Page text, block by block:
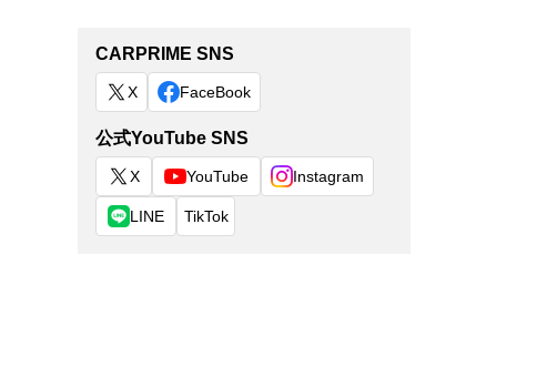
CARPRIME SNS
X FaceBook
公式YouTube SNS
X YouTube Instagram
LINE TikTok